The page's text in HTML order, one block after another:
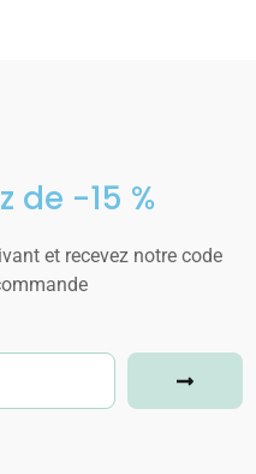
de -15 %
et recevez notre code